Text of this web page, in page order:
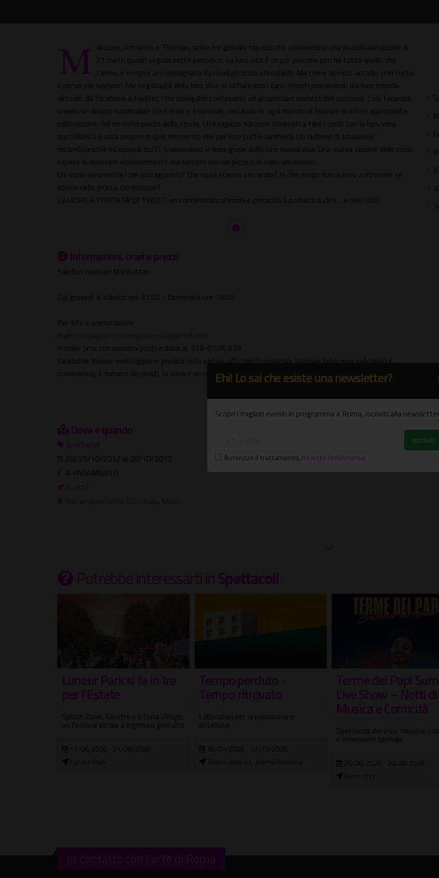
M arcuzio, Armando e Thomas, sono tre giovani ragazzi che condividono una piccola abitazione di
21 metri quadri virgola sette periodico. La loro vita è un po’ precaria perchè tutto quello che
fanno, è sempre accompagnato da risultati poco stimolanti. Ma come spesso accade, non tutto
è perso per sempre! Alle negatività della loro vita, si affiancano i tanti trionfi provenienti dal loro mondo
virtuale: da facebook a twitter, i tre coinquilini continuano ad accumulare inarrestabili successi. Così facendo,
creano un divario incolmabile tra il reale e il surreale, cercando in ogni mondo di trovare una loro appropriata
collocazione. Ad un certo punto della storia, i tre ragazzi saranno chiamati a fare i conti con la loro vera
quotidianità e sarà proprio in quel momento che per loro tutto cambierà. Un turbinio di situazioni
rocambolesche ed episodi buffi, tracceranno le linee guide della loro nuova vita. Una nuova visione delle cose,
capace di scuoterli violentemente ma sempre con un pizzico di sano umorismo.
Chi sono veramente i tre protagonisti? Che cosa stanno cercando? In che modo riusciranno a ritrovare se
stessi nella giusta dimensione?
L’AMORE A PORTATA DI TWEET: un concentrato d’ironia e comicità a portata di click… e non solo!
Informazioni, orari e prezzi
Salotto teatrale Manhattan
Dal giovedi al sabato ore 21.00 - Domenica ore 18.00
Per info e prenotazioni:
mail: compagniateatraleiposcenio@gmail.com
mobile: Sms con numero posti e data al: 329-07.76.939
facebook: Inviare messaggio in privato sulla pagina ufficiale Compagnia Teatrale Iposcenio indicando il
nominativo, il numero dei posti, la data e un recapito telefonico.
Dove e quando
Spettacoli
Dal 25/10/2012 al 28/10/2012
A PAGAMENTO
In città
Via del Boschetto 58 - Zona Monti
Potrebbe interessartiinSpettacoli
Tempo perduto -
Tempo ritrovato
Laboratori per la popolazione
detenuta
15/07/2026 - 22/12/2026
Teatro della C.C. Roma Rebibbia
Terme dei Papi Summer
Live Show – Notti di
Musica e Comicità
Spettacoli dal vivo, musica, comicità
26/06/2026 - 28/08/2026
Artisti a Villa
#3
Ciclo di incontri su Arte e
18/06/2026 - 16/10/2026
Borghese
In contatto con l'arte di Roma
Ehi! Lo sai che esiste una newsletter?
Scopri i migliori eventi in programma a Roma, iscriviti alla
Autorizzo il trattamento, ho letto l'informativa